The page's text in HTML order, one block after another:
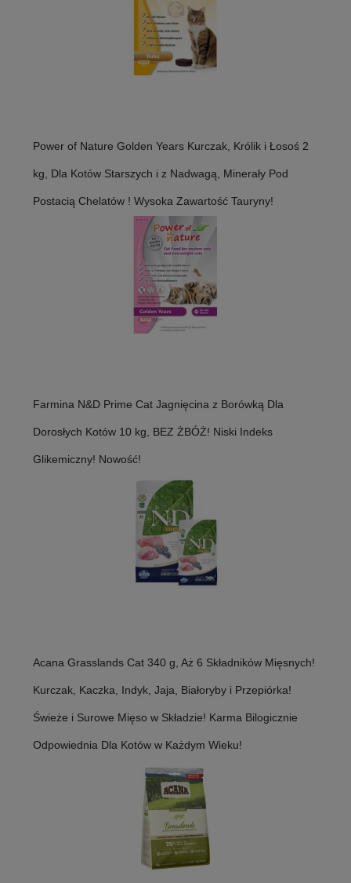
Power of Nature Golden Years Kurczak, Królik i Łosoś 2
kg, Dla Kotów Starszych i z Nadwagą, Minerały Pod
Postacią Chelatów ! Wysoka Zawartość Tauryny!
Farmina N&D Prime Cat Jagnięcina z Borówką Dla
Dorosłych Kotów 10 kg, BEZ ŻBÓŻ! Niski Indeks
Glikemiczny! Nowość!
Acana Grasslands Cat 340 g, Aż 6 Składników Mięsnych!
Kurczak, Kaczka, Indyk, Jaja, Białoryby i Przepiórka!
Świeże i Surowe Mięso w Składzie! Karma Bilogicznie
Odpowiednia Dla Kotów w Każdym Wieku!